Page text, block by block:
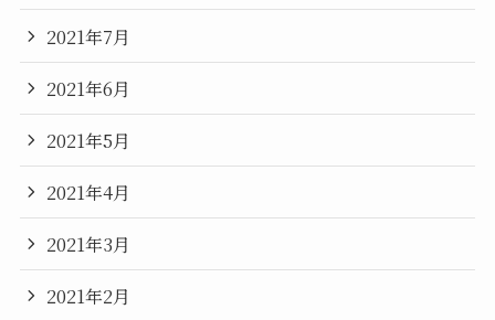
2021年7月
2021年6月
2021年5月
2021年4月
2021年3月
2021年2月